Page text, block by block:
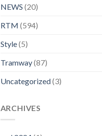
NEWS (20)
RTM (594)
Style(5)
Tramway(87)
Uncategorized(3)
ARCHIVES